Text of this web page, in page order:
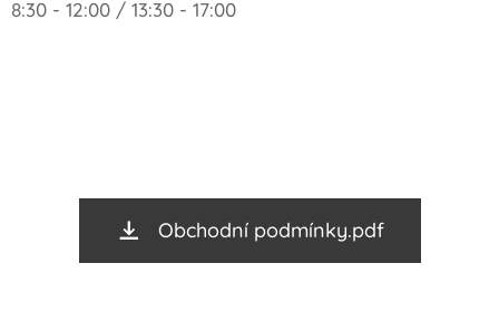
8:30 - 12:00 / 13:30 - 17:00
Obchodní podmínky.pdf